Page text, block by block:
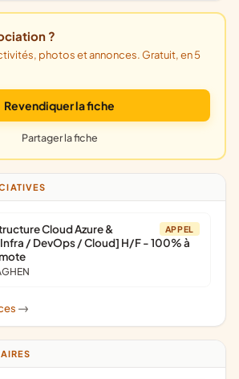
?
Revendiquer la fiche
Partager la fiche
APPEL
Cloud Azure &
/ DevOps / Cloud] H/F - 100% à
->